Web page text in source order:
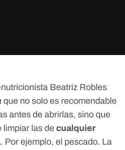
Beatriz Robles
que no solo es recomendable
antes de abrirlas, sino que
limpiar las de cualquier
. Por ejemplo, el pescado. La